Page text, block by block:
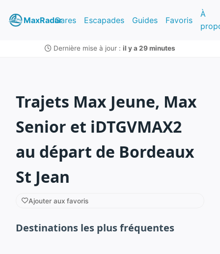
MaxRadarGares Escapades Guides Favoris
À
Dernière mise à jour : il y a 29 minutes
Trajets Max Jeune, Max
Senior et iDTGVMAX2
au départ de Bordeaux
St Jean
Ajouter aux favoris
Destinations les plus fréquentes